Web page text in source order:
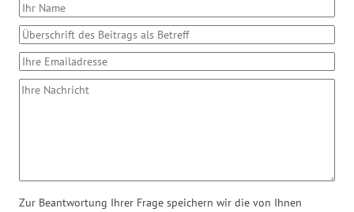
Zur Beantwortung Ihrer Frage speichern wir die von Ihnen